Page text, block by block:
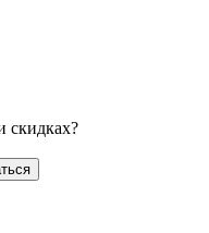
скидках?